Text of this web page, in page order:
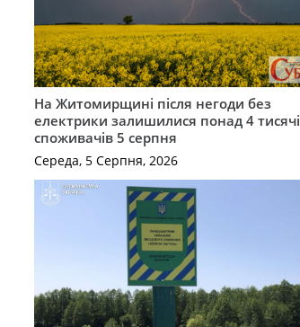
На Житомирщині після негоди без
електрики залишилися понад 4 тисячі
споживачів 5 серпня
Середа, 5 Серпня, 2026